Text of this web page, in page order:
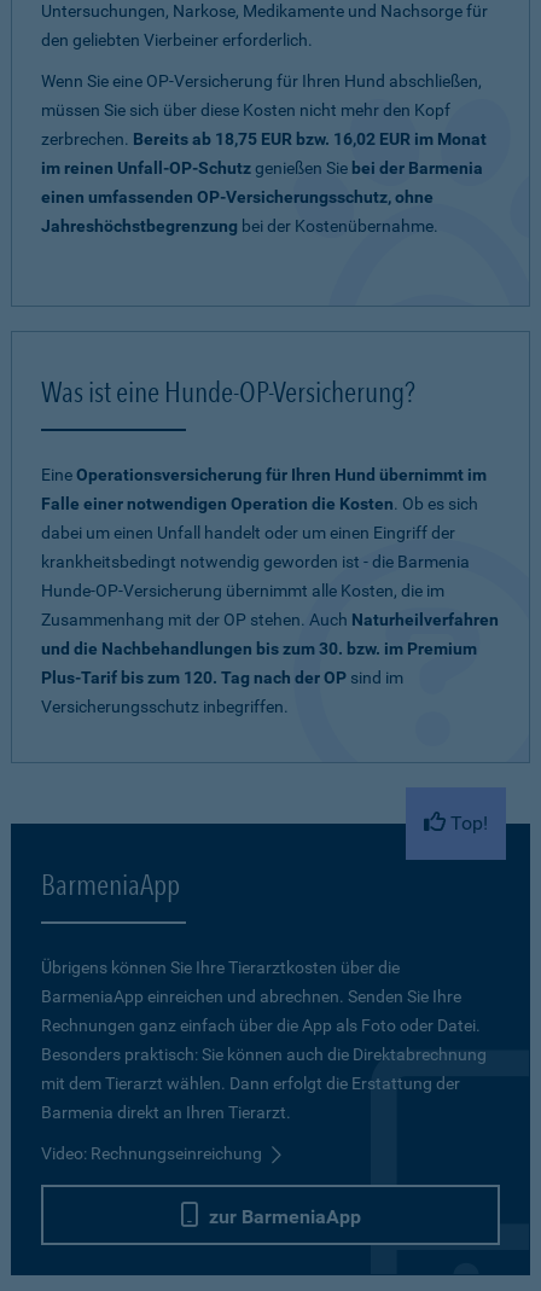
Untersuchungen, Narkose, Medikamente und Nachsorge für
den geliebten Vierbeiner erforderlich.
Wenn Sie eine OP-Versicherung für Ihren Hund abschließen,
müssen Sie sich über diese Kosten nicht mehr den Kopf
zerbrechen. Bereits ab 18,75 EUR bzw. 16,02 EUR im Monat
im reinen Unfall-OP-Schutzgenießen Sie bei der Barmenia
einen umfassenden OP-Versicherungsschutz, ohne
Jahreshöchstbegrenzung bei der Kostenübernahme.
Was ist eine Hunde-OP-Versicherung?
EineOperationsversicherung für Ihren Hund übernimmt im
Falle einer notwendigen Operation die Kosten. Ob es sich
dabei um einen Unfall handelt oder um einen Eingriff der
krankheitsbedingt notwendig geworden ist - die Barmenia
Hunde-OP-Versicherung übernimmt alle Kosten, die im
Zusammenhang mit der OP stehen. Auch Naturheilverfahren
und die Nachbehandlungen bis zum 30. bzw. im Premium
Plus-Tarif bis zum 120. Tag nach der OP sind im
Versicherungsschutz inbegriffen.
Top!
BarmeniaApp
Übrigens können Sie Ihre Tierarztkosten über die
BarmeniaApp einreichen und abrechnen. Senden Sie Ihre
Rechnungen ganz einfach über die App als Foto oder Datei.
Besonders praktisch: Sie können auch die Direktabrechnung
mit dem Tierarzt wählen. Dann erfolgt die Erstattung der
Barmenia direkt an Ihren Tierarzt.
Video: Rechnungseinreichung
zur BarmeniaApp